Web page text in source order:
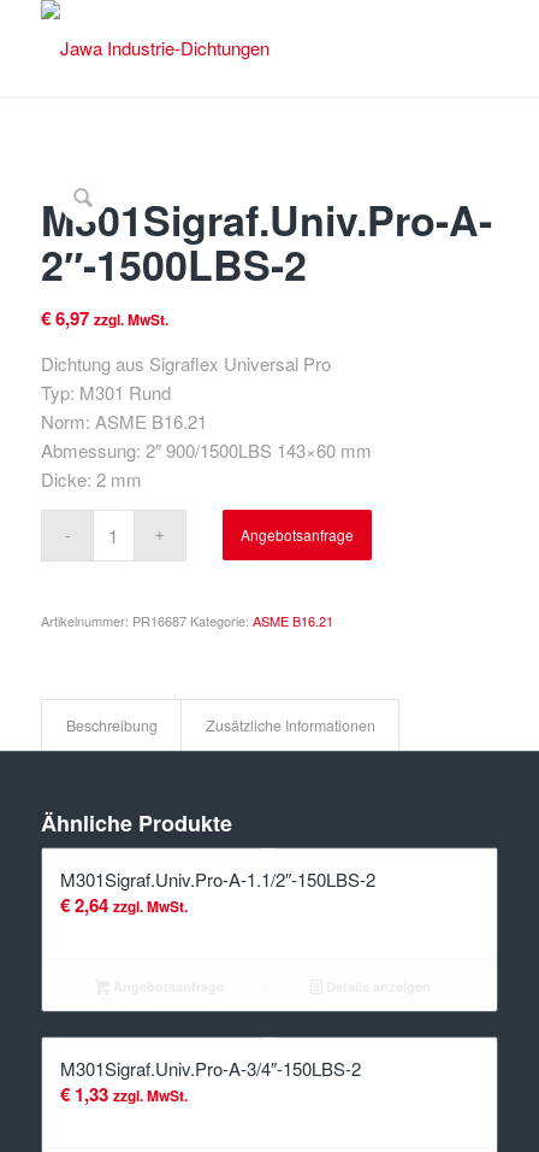
M301Sigraf.Univ.Pro-A-
2″-1500LBS-2
€6,97 zzgl. MwSt.
Dichtung aus Sigraflex Universal Pro
Typ: M301 Rund
Norm: ASME B16.21
Abmessung: 2″ 900/1500LBS 143×60 mm
Dicke: 2 mm
Angebotsanfrage
Artikelnummer: PR16687 Kategorie: ASME B16.21
Beschreibung Zusätzliche Informationen
Ähnliche Produkte
M301Sigraf.Univ.Pro-A-1.1/2″-150LBS-2
€2,64 zzgl. MwSt.
M301Sigraf.Univ.Pro-A-3/4″-150LBS-2
€1,33 zzgl. MwSt.